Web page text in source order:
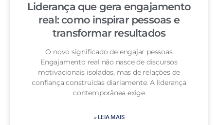
Liderança que gera engajamento
real: como inspirar pessoas e
transformar resultados
O novo significado de engajar pessoas
Engajamento real não nasce de discursos
motivacionais isolados, mas de relações de
confiança construídas diariamente. A liderança
contemporânea exige
» LEIA MAIS